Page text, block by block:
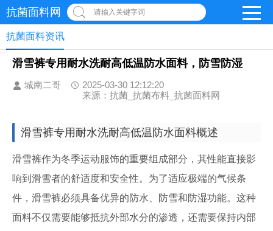
抗菌面料网 请输入关键字词
抗菌面料资讯
滑雪裤专用耐水洗耐高低温防水面料，防雪防湿
城南二哥
2025-03-30 12:12:20
来源：抗菌_抗菌布料_抗菌面料网
滑雪裤专用耐水洗耐高低温防水面料概述
滑雪裤作为冬季运动服饰的重要组成部分，其性能直接影
响到滑雪者的舒适度和安全性。为了适应极端的气候条
件，滑雪裤必须具备优异的防水、防雪和防湿功能。这种
面料不仅需要能够抵抗外部水分的渗透，还需要保持内部